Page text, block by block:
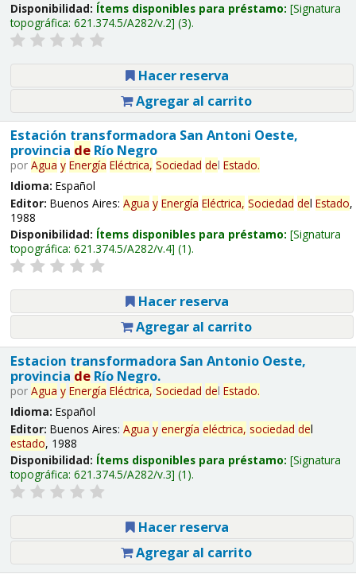
Disponibilidad: Ítems disponibles para préstamo: Signatura
topográfica: 621.374.5/A282/v.2 (3).
Hacer reserva
Agregar al carrito
Estación transformadora San Antoni Oeste,
provincia deRío Negro
por Agua y Energía Eléctrica, Sociedad del Estado.
Idioma: Español
Editor: Buenos Aires: Agua y Energía Eléctrica, Sociedad del Estado,
1988
Disponibilidad: Ítems disponibles para préstamo: Signatura
topográfica: 621.374.5/A282/v.4 (1).
Hacer reserva
Agregar al carrito
Estacion transformadora San Antonio Oeste,
provincia deRío Negro.
por Agua y Energía Eléctrica, Sociedad del Estado.
Idioma: Español
Editor: Buenos Aires: Agua y energía eléctrica, sociedad del
estado, 1988
Disponibilidad: Ítems disponibles para préstamo: Signatura
topográfica: 621.374.5/A282/v.3 (1).
Hacer reserva
Agregar al carrito